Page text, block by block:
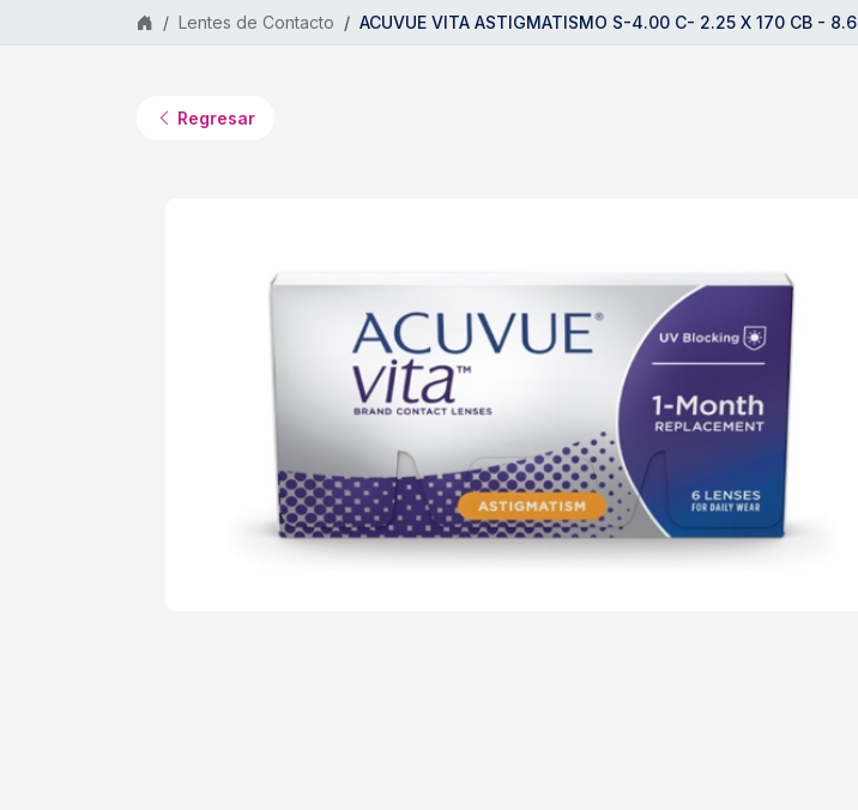
Saltar al contenido principalLentes de Contacto
ACUVUE VITA ASTIGMATISMO S-4.00 C- 2.25 X 170 CB - 8.6
Regresar